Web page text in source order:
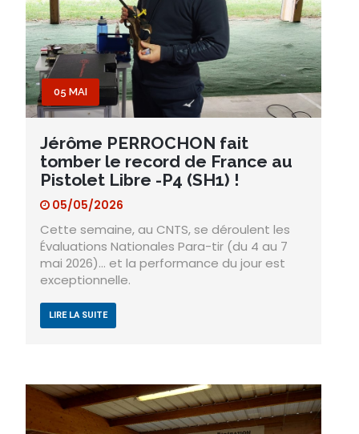
05 MAI
Jérôme PERROCHON fait
tomber le record de France au
Pistolet Libre -P4 (SH1) !
05/05/2026
Cette semaine, au CNTS, se déroulent les
Évaluations Nationales Para-tir (du 4 au 7
mai 2026)… et la performance du jour est
exceptionnelle.
LIRE LA SUITE